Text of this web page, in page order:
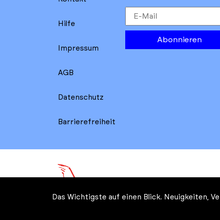
Hilfe
Impressum
AGB
Datenschutz
Barrierefreiheit
Abonnieren
Das Wichtigste auf einen Blick. Neuigkeiten,